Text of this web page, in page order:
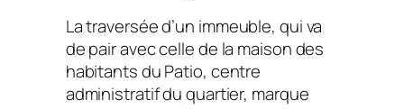
La traversée d’un immeuble, qui va
de pair avec celle de la maison des
habitants du Patio, centre
administratif du quartier, marque